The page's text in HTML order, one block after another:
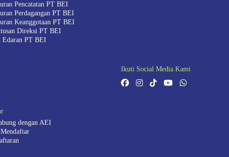
Pencatatan PT BEI
Perdagangan PT BEI
Keanggotaan PT BEI
Direksi PT BEI
Edaran PT BEI
dengan AEI
Ikuti Social Media Kami